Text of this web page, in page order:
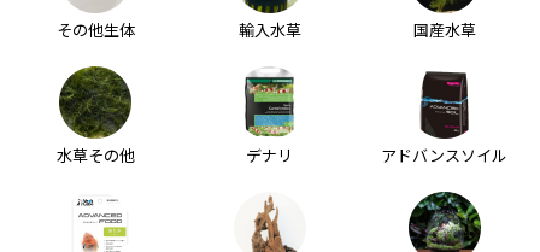
その他生体 輸入水草 国産水草
水草その他 デナリ アドバンスソイル